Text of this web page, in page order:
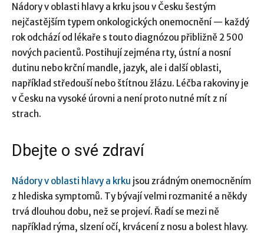
Nádory v oblasti hlavy a krku jsou v Česku šestým
nejčastějším typem onkologických onemocnění — každý
rok odchází od lékaře s touto diagnózou přibližně 2 500
nových pacientů. Postihují zejména rty, ústní a nosní
dutinu nebo krční mandle, jazyk, ale i další oblasti,
například středouší nebo štítnou žlázu. Léčba rakoviny je
v Česku na vysoké úrovni a není proto nutné mít z ní
strach.
Dbejte o své zdraví
Nádory v oblasti hlavy a krku jsou zrádným onemocněním
z hlediska symptomů. Ty bývají velmi rozmanité a někdy
trvá dlouhou dobu, než se projeví. Řadí se mezi ně
například rýma, slzení očí, krvácení z nosu a bolest hlavy.